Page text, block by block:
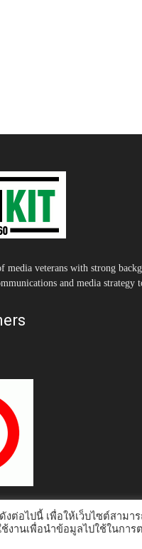
veterans with strong
and media
ต่อไปนี้ เพื่อให้เว็บไซต์สามาร
งานเพื่อนำข้อมูลไปใช้ในการ